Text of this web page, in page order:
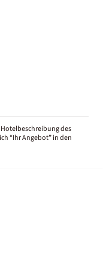
des
“Ihr Angebot” in den